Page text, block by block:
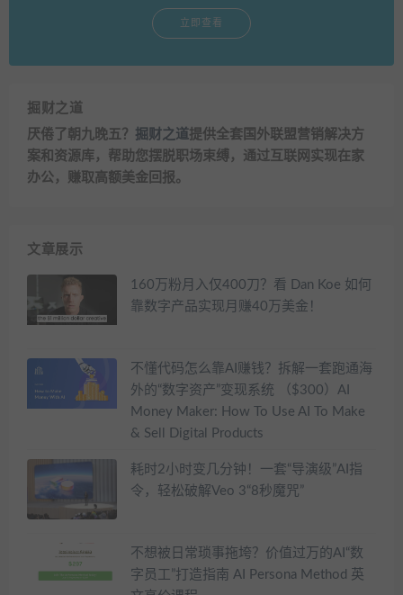
立即查看
掘财之道
厌倦了朝九晚五？ 掘财之道提供全套国外联盟营销解决方
案和资源库，帮助您摆脱职场束缚，通过互联网实现在家
办公，赚取高额美金回报。
文章展示
160万粉月入仅400刀？看 Dan Koe 如何
靠数字产品实现月赚40万美金！
不懂代码怎么靠AI赚钱？拆解一套跑通海
外的“数字资产”变现系统 （$300）AI
Money Maker: How To Use AI To Make
& Sell Digital Products
耗时2小时变几分钟！一套“导演级”AI指
令，轻松破解Veo 3“8秒魔咒”
不想被日常琐事拖垮？价值过万的AI“数
字员工”打造指南 AI Persona Method 英